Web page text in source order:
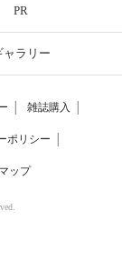
PR
ャラリー
雑誌購入
ポリシー
ップ